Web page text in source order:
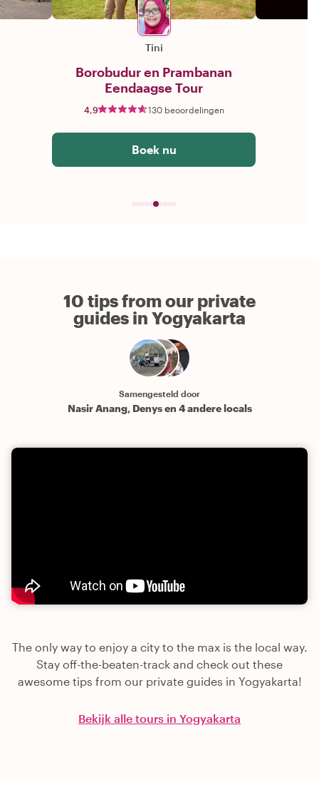
Tini
Borobudur en Prambanan
Eendaagse Tour
4,9 130 beoordelingen
Boek nu
10 tips from our private
guides in Yogyakarta
Samengesteld door
Nasir Anang, Denys en 4 andere locals
The only way to enjoy a city to the max is the local way.
Stay off-the-beaten-track and check out these
awesome tips from our private guides in Yogyakarta!
Bekijk alle tours in Yogyakarta